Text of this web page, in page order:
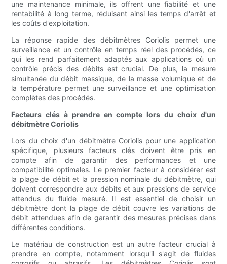
une maintenance minimale, ils offrent une fiabilité et une
rentabilité à long terme, réduisant ainsi les temps d'arrêt et
les coûts d'exploitation.
La réponse rapide des débitmètres Coriolis permet une
surveillance et un contrôle en temps réel des procédés, ce
qui les rend parfaitement adaptés aux applications où un
contrôle précis des débits est crucial. De plus, la mesure
simultanée du débit massique, de la masse volumique et de
la température permet une surveillance et une optimisation
complètes des procédés.
Facteurs clés à prendre en compte lors du choix d'un
débitmètre Coriolis
Lors du choix d'un débitmètre Coriolis pour une application
spécifique, plusieurs facteurs clés doivent être pris en
compte afin de garantir des performances et une
compatibilité optimales. Le premier facteur à considérer est
la plage de débit et la pression nominale du débitmètre, qui
doivent correspondre aux débits et aux pressions de service
attendus du fluide mesuré. Il est essentiel de choisir un
débitmètre dont la plage de débit couvre les variations de
débit attendues afin de garantir des mesures précises dans
différentes conditions.
Le matériau de construction est un autre facteur crucial à
prendre en compte, notamment lorsqu'il s'agit de fluides